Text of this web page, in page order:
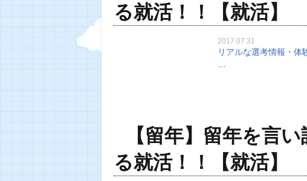
る就活！！【就活】
2017.07.31
リアルな選考情報・体
【留年】留年を言
る就活！！【就活】